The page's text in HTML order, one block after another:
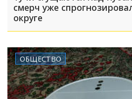
смерч уже
округе
ОБЩЕСТВО